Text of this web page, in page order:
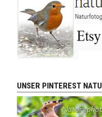
UNSER PINTEREST